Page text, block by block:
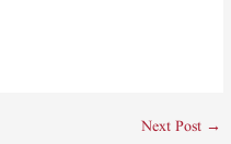
Next Post →